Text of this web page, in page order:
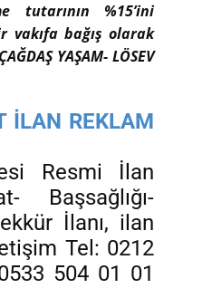
tutarının %15’ini
vakıfa bağış olarak
YAŞAM- LÖSEV
İLAN REKLAM
Resmi İlan
Başsağlığı-
İlanı, ilan
Tel: 0212
504 01 01